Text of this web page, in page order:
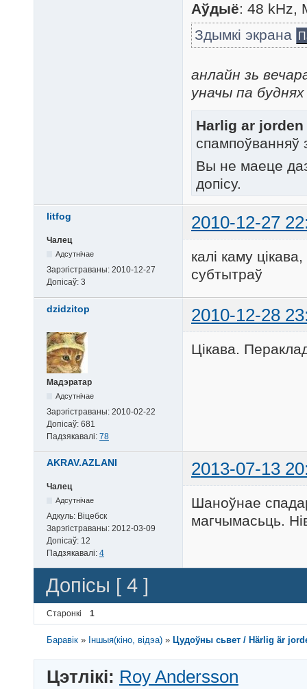
Аўдыё: 48 kHz,
Здымкі экрана
анлайн зь
уначы па буднях
Harlig ar
Вы не маеце
допісу.
litfog 2010-12-27
Чалец
Адсутнічае
Зарэгістраваны: 2010-12-27
Допісаў: 3
калі каму
субтытраў
dzidzitop 2010-12-28
Мадэратар
Адсутнічае
Зарэгістраваны: 2010-02-22
Допісаў: 681
Падзякавалі: 78
Цікава.
AKRAV.AZLANI 2013-07-13
Чалец
Адсутнічае
Адкуль: Віцебск
Зарэгістраваны: 2012-03-09
Допісаў: 12
Падзякавалі: 4
Шаноўнае
магчымасьць.
Допісы [ 4 ]
Старонкі 1
Баравік » Іншыя(кіно, відэа) » Цудоўны сьвет / Härlig är
Цэтлікі: Roy Andersson